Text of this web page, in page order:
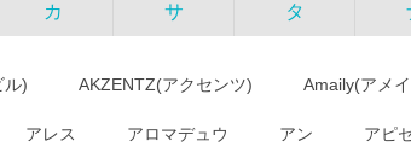
カ サ タ
ル) AKZENTZ(アクセンツ) Amaily(アメ
アレス アロマデュウ アン アピ